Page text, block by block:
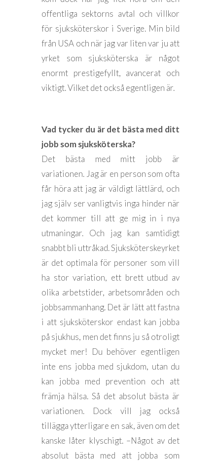
offentliga sektorns avtal och villkor
för sjuksköterskor i Sverige. Min bild
från USA och när jag var liten var ju att
yrket som sjuksköterska är något
enormt prestigefyllt, avancerat och
viktigt. Vilket det också egentligen är.
Vad tycker du är det bästa med ditt
jobb som sjuksköterska?
Det bästa med mitt jobb är
variationen. Jag är en person som ofta
får höra att jag är väldigt lättlärd, och
jag själv ser vanligtvis inga hinder när
det kommer till att ge mig in i nya
utmaningar. Och jag kan samtidigt
snabbt bli uttråkad. Sjuksköterskeyrket
är det optimala för personer som vill
ha stor variation, ett brett utbud av
olika arbetstider, arbetsområden och
jobbsammanhang. Det är lätt att fastna
i att sjuksköterskor endast kan jobba
på sjukhus, men det finns ju så otroligt
mycket mer! Du behöver egentligen
inte ens jobba med sjukdom, utan du
kan jobba med prevention och att
främja hälsa. Så det absolut bästa är
variationen. Dock vill jag också
tillägga ytterligare en sak, även om det
kanske låter klyschigt. –Något av det
absolut bästa med att jobba som